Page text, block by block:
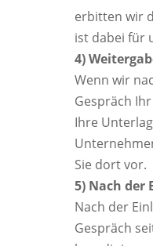
erbitten wir
ist dabei für
4)
Wenn wir
Gespräch
Ihre
Sie dort vor.
5) Nach der
Nach der
Gespräch